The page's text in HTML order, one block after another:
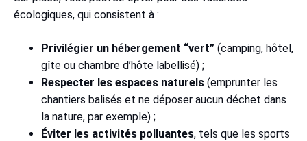
écologiques, qui consistent à :
Privilégier un hébergement “vert” (camping, hôtel,
gîte ou chambre d’hôte labellisé) ;
Respecter les espaces naturels (emprunter les
chantiers balisés et ne déposer aucun déchet dans
la nature, par exemple) ;
Éviter les activités polluantes, tels que les sports